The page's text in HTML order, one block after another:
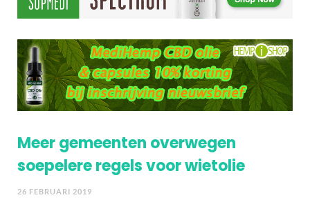
Meer gemeenten overwegen
soepelere regels voor wietolie
26 FEBRUARI 2019